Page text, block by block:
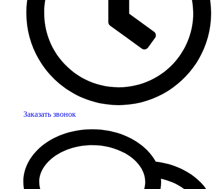
Заказать звонок